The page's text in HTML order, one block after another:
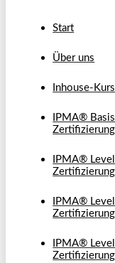
Start
Über uns
Inhouse-
IPMA®
Zertifizierung
IPMA®
Zertifizierung
IPMA®
Zertifizierung
IPMA®
Zertifizierung